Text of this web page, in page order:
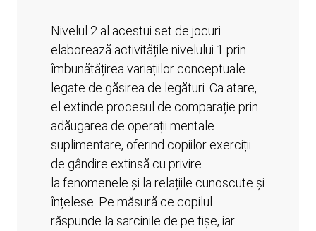
Nivelul 2 al acestui set de jocuri
elaborează activitățile nivelului 1 prin
îmbunătățirea variațiilor conceptuale
legate de găsirea de legături. Ca atare,
el extinde procesul de comparație prin
adăugarea de operații mentale
suplimentare, oferind copiilor exerciții
de gândire extinsă cu privire
la fenomenele și la relațiile cunoscute și
înțelese. Pe măsură ce copilul
răspunde la sarcinile de pe fișe, iar